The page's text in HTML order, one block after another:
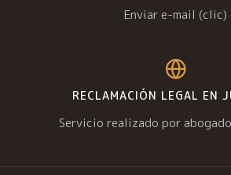
Enviar e-mail (clic)
RECLAMACIÓN LEGAL EN
Servicio realizado por